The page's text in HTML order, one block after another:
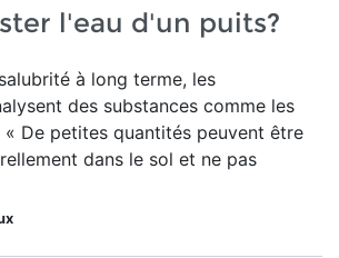
l'eau d'un puits?
à long terme, les
des substances comme les
« De petites quantités peuvent être
dans le sol et ne pas